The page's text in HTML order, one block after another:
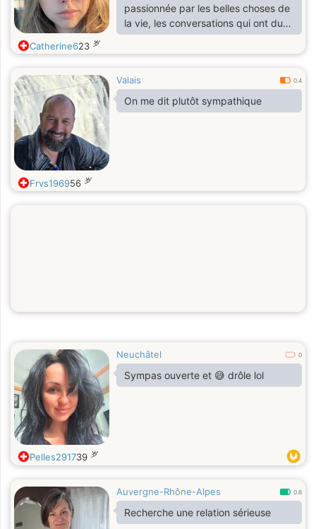
passionnée par les belles choses de
la vie, les conversations qui ont du
sens et les rencontres qui laissent
une empreinte. Le meilleur reste
connaître avec le temps.
Catherine623 岁
Valais 0.4
On me dit plutôt sympathique
Frvs196956 岁
Neuchâtel 0
Sympas ouverte et 😅 drôle lol
Pelles291739 岁
Auvergne-Rhône-Alpes 0.8
Recherche une relation sérieuse